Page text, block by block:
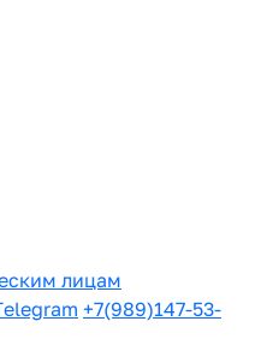
лицам
+7(989)147-53-